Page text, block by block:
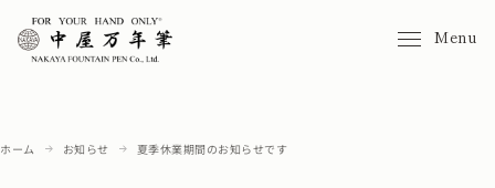
Menu
ホーム お知らせ 夏季休業期間のお知らせです